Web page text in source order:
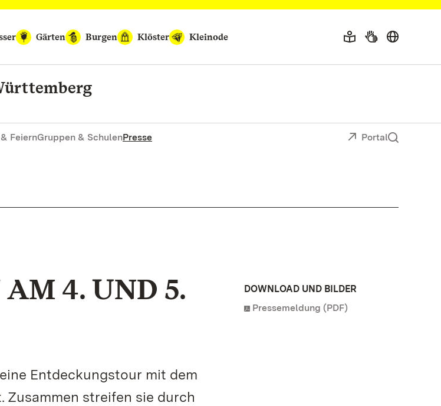
Gärten Burgen Klöster Kleinode
FeiernGruppen & SchulenPresse Portal
4. UND 5.
Entdeckungstour mit dem
streifen sie durch
DOWNLOAD UND BILDER
Pressemeldung (PDF)